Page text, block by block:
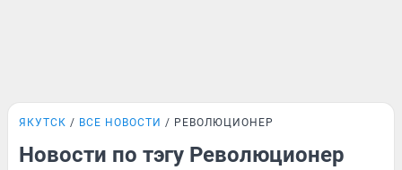
ЯКУТСК ВСЕ НОВОСТИ РЕВОЛЮЦИОНЕР
Новости по тэгу Революционер